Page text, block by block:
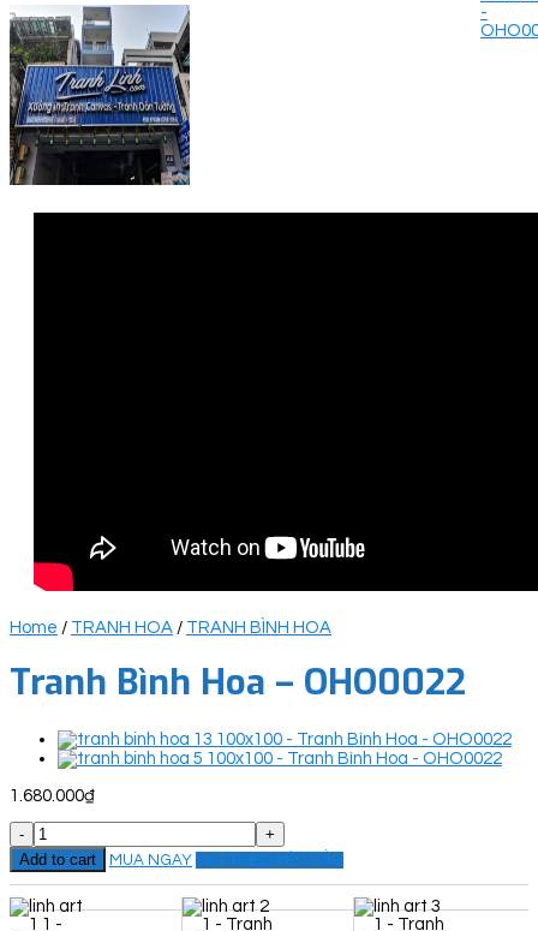
Home / TRANH HOA / TRANH BÌNH HOA
Tranh Bình Hoa – OHO0022
1.680.000₫
Tranh
Bình
Hoa
-
OHO0022
quantity
Add to cart MUA NGAY ĐẶT THEO YÊU CẦU